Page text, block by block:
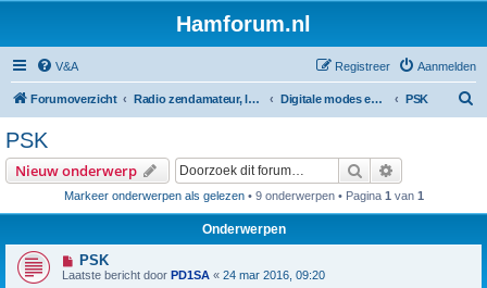
Hamforum.nl
V&A Aanmelden
Registreer
Forumoverzicht Radio zendamateur, luisteramateur en elektronica zelfbouw Digitale modes en morse (CW) PSK
PSK
Nieuw onderwerp Zoek
Markeer onderwerpen als gelezen• 9 onderwerpen • Pagina 1 van 1
Onderwerpen
PSK
Laatste bericht door PD1SA « 24 mar 2016, 09:20